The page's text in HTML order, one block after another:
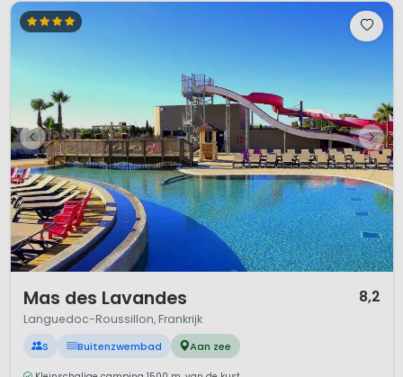
Mas des Lavandes 8,2
Languedoc-Roussillon, Frankrijk
S Buitenzwembad Aan zee